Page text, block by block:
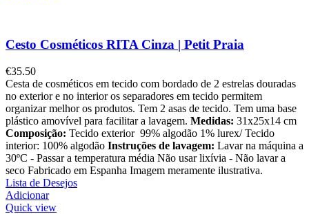
Cesto Cosméticos RITA Cinza | Petit Praia
€35.50
Cesta de cosméticos em tecido com bordado de 2 estrelas douradas
no exterior e no interior os separadores em tecido permitem
organizar melhor os produtos. Tem 2 asas de tecido. Tem uma base
plástico amovível para facilitar a lavagem. Medidas: 31x25x14 cm
Composição: Tecido exterior 99% algodão 1% lurex/ Tecido
interior: 100% algodão Instruções de lavagem: Lavar na máquina a
30ºC - Passar a temperatura média Não usar lixívia - Não lavar a
seco Fabricado em Espanha Imagem meramente ilustrativa.
Lista de Desejos
Adicionar
Quick view